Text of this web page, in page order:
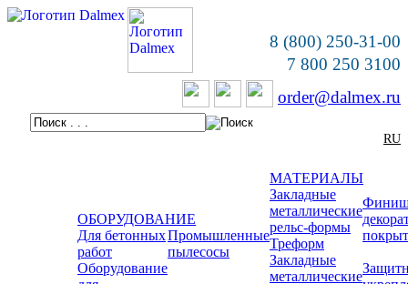
8 (800) 250-31-00
7 800 250 3100
order@dalmex.ru
RU
ОБОРУДОВАНИЕ
Для бетонных
работ
Промышленные
пылесосы
Оборудование
МАТЕРИАЛЫ
Закладные
металлические
рельс-формы
Треформ
Закладные
металлические